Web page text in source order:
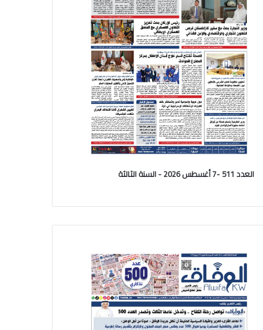
العدد 511 -7 أغسطس 2026 - السنة الثالثة